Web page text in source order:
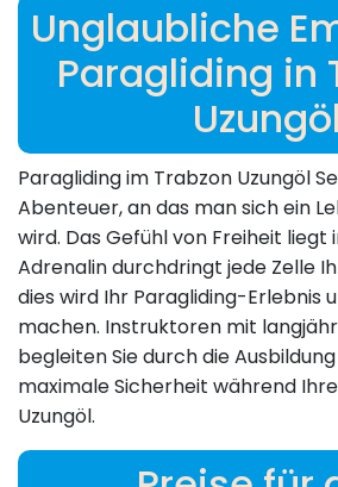
Unglaubliche
Paragliding in
Uzungöl
Paragliding im Trabzon Uzungöl
Abenteuer, an das man sich ein
wird. Das Gefühl von Freiheit liegt
Adrenalin durchdringt jede Zelle
dies wird Ihr Paragliding-Erlebnis
machen. Instruktoren mit
begleiten Sie durch die
maximale Sicherheit während
Uzungöl.